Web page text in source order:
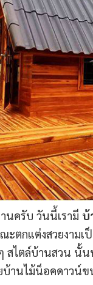
นครับ วันนี้เรามี บ้
ะตกแต่งสวยงาม
สไตล์บ้านสวน นั้
บ้านไม้น็อคดาวน์